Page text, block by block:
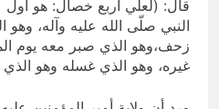
قال: (لعلي أربع خصال: هو
النبي صلّى الله عليه وآله،
زحف،وهو الذي صبر معه يوم
غيره، وهو الذي غسله وهو الذي